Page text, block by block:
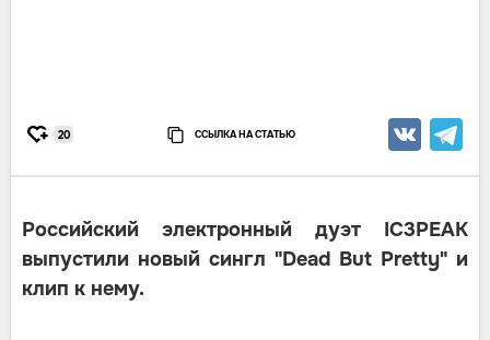
20 ССЫЛКА НА СТАТЬЮ
Российский электронный дуэт IC3PEAK
выпустили новый сингл "Dead But Pretty" и
клип к нему.